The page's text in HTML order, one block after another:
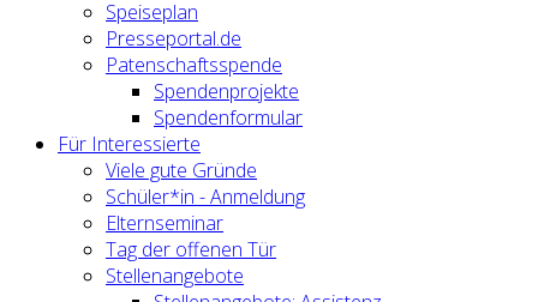
Speiseplan
Presseportal.de
Patenschaftsspende
Spendenprojekte
Spendenformular
Für Interessierte
Viele gute Gründe
Schüler*in - Anmeldung
Elternseminar
Tag der offenen Tür
Stellenangebote